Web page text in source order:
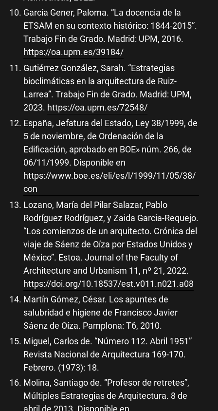
García Gener, Paloma. “La docencia de la
ETSAM en su contexto histórico: 1844-2015”.
Trabajo Fin de Grado. Madrid: UPM, 2016.
https://oa.upm.es/39184/
Gutiérrez González, Sarah. “Estrategias
bioclimáticas en la arquitectura de Ruiz-
Larrea”. Trabajo Fin de Grado. Madrid: UPM,
2023. https://oa.upm.es/72548/
España, Jefatura del Estado, Ley 38/1999, de
5 de noviembre, de Ordenación de la
Edificación, aprobado en BOE» núm. 266, de
06/11/1999. Disponible en
https://www.boe.es/eli/es/l/1999/11/05/38/
con
Lozano, María del Pilar Salazar, Pablo
Rodríguez Rodríguez, y Zaida Garcia-Requejo.
“Los comienzos de un arquitecto. Crónica del
viaje de Sáenz de Oíza por Estados Unidos y
México”. Estoa. Journal of the Faculty of
Architecture and Urbanism 11, nº 21, 2022.
https://doi.org/10.18537/est.v011.n021.a08
Martín Gómez, César. Los apuntes de
salubridad e higiene de Francisco Javier
Sáenz de Oíza. Pamplona: T6, 2010.
Miguel, Carlos de. “Número 112. Abril 1951”
Revista Nacional de Arquitectura 169-170.
Febrero. (1973): 18.
Molina, Santiago de. “Profesor de retretes”,
Múltiples Estrategias de Arquitectura. 8 de
abril de 2013. Disponible en